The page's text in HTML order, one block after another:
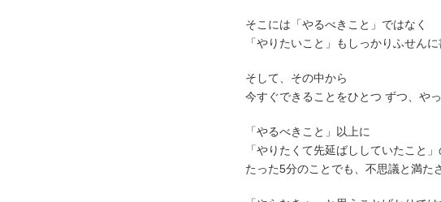
そこには「やるべきこと」ではなく
「やりたいこと」もしっかりふせんに
そして、その中から
今すぐできることをひとつ ずつ、やっ
「やるべきこと」以上に
「やりたくて先延ばししていたこと
たった5分のことでも、不思議と満た